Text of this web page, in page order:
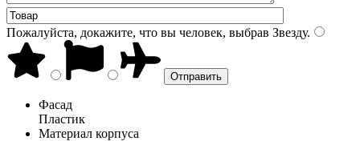
Пожалуйста, докажите, что вы человек, выбрав Звезду.
Фасад
Пластик
Материал корпуса